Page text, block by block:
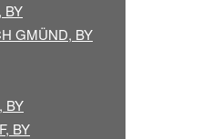
BY
GMÜND, BY
BY
BY